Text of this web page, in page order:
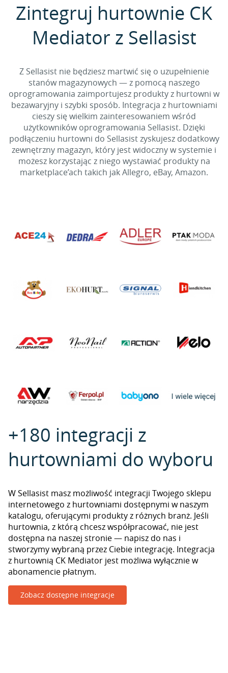
Zintegruj hurtownie CK
Mediator z Sellasist
Z Sellasist nie będziesz martwić się o uzupełnienie
stanów magazynowych — z pomocą naszego
oprogramowania zaimportujesz produkty z hurtowni w
bezawaryjny i szybki sposób. Integracja z hurtowniami
cieszy się wielkim zainteresowaniem wśród
użytkowników oprogramowania Sellasist. Dzięki
podłączeniu hurtowni do Sellasist zyskujesz dodatkowy
zewnętrzny magazyn, który jest widoczny w systemie i
możesz korzystając z niego wystawiać produkty na
marketplace’ach takich jak Allegro, eBay, Amazon.
+180 integracji z
hurtowniami do wyboru
W Sellasist masz możliwość integracji Twojego sklepu
internetowego z hurtowniami dostępnymi w naszym
katalogu, oferującymi produkty z różnych branż. Jeśli
hurtownia, z którą chcesz współpracować, nie jest
dostępna na naszej stronie — napisz do nas i
stworzymy wybraną przez Ciebie integrację. Integracja
z hurtownią CK Mediator jest możliwa wyłącznie w
abonamencie płatnym.
Zobacz dostępne integracje